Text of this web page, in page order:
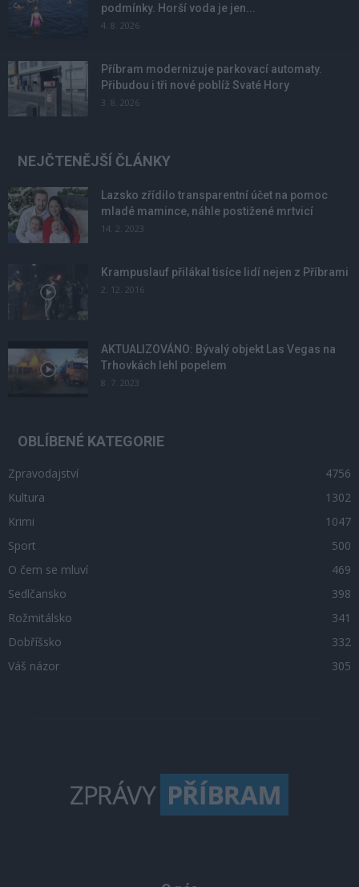
podmínky. Horší voda je jen...
4. 8. 2026
Příbram modernizuje parkovací automaty.
Přibudou i tři nové poblíž Svaté Hory
3. 8. 2026
NEJČTENĚJŠÍ ČLÁNKY
Lazsko zřídilo transparentní účet na pomoc
mladé mamince, náhle postižené mrtvicí
14. 2. 2023
Krampuslauf přilákal tisíce lidí nejen z Příbrami
2. 12. 2016
AKTUALIZOVÁNO: Bývalý objekt Las Vegas na
Trhovkách lehl popelem
8. 7. 2023
OBLÍBENÉ KATEGORIE
Zpravodajství
4756
Kultura
1302
Krimi
1047
Sport
500
O čem se mluví
469
Sedlčansko
398
Rožmitálsko
341
Dobříšsko
332
Váš názor
305